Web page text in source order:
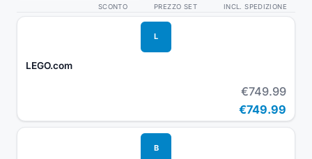
SCONTO PREZZO SET INCL. SPEDIZIONE
L
LEGO.com
€749.99
€749.99
B